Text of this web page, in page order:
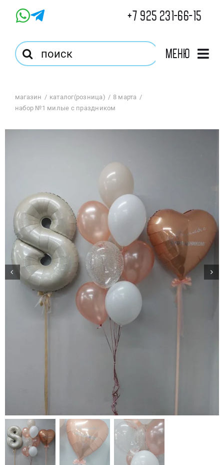
+7 925 231-66-15
Результат
поиска:
Меню
Магазин
Избранное
Доставка
О нас
Отзывы
Политика конфиденциальности
магазин каталог(розница)
8 марта
набор №1 милые с праздником